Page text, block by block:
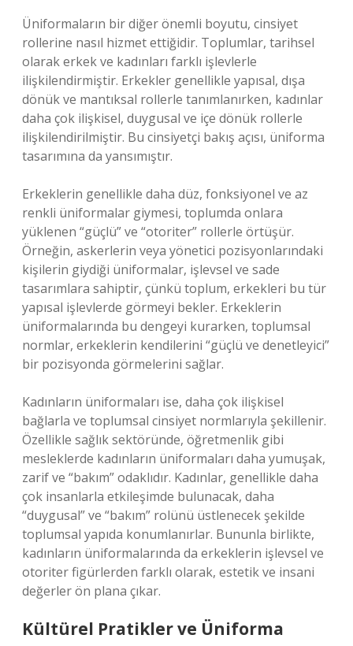
Üniformaların bir diğer önemli boyutu, cinsiyet
rollerine nasıl hizmet ettiğidir. Toplumlar, tarihsel
olarak erkek ve kadınları farklı işlevlerle
ilişkilendirmiştir. Erkekler genellikle yapısal, dışa
dönük ve mantıksal rollerle tanımlanırken, kadınlar
daha çok ilişkisel, duygusal ve içe dönük rollerle
ilişkilendirilmiştir. Bu cinsiyetçi bakış açısı, üniforma
tasarımına da yansımıştır.
Erkeklerin genellikle daha düz, fonksiyonel ve az
renkli üniformalar giymesi, toplumda onlara
yüklenen “güçlü” ve “otoriter” rollerle örtüşür.
Örneğin, askerlerin veya yönetici pozisyonlarındaki
kişilerin giydiği üniformalar, işlevsel ve sade
tasarımlara sahiptir, çünkü toplum, erkekleri bu tür
yapısal işlevlerde görmeyi bekler. Erkeklerin
üniformalarında bu dengeyi kurarken, toplumsal
normlar, erkeklerin kendilerini “güçlü ve denetleyici”
bir pozisyonda görmelerini sağlar.
Kadınların üniformaları ise, daha çok ilişkisel
bağlarla ve toplumsal cinsiyet normlarıyla şekillenir.
Özellikle sağlık sektöründe, öğretmenlik gibi
mesleklerde kadınların üniformaları daha yumuşak,
zarif ve “bakım” odaklıdır. Kadınlar, genellikle daha
çok insanlarla etkileşimde bulunacak, daha
“duygusal” ve “bakım” rolünü üstlenecek şekilde
toplumsal yapıda konumlanırlar. Bununla birlikte,
kadınların üniformalarında da erkeklerin işlevsel ve
otoriter figürlerden farklı olarak, estetik ve insani
değerler ön plana çıkar.
Kültürel Pratikler ve Üniforma